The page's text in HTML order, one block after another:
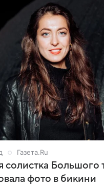
Газета.Ru
солистка Большого
фото в бикини